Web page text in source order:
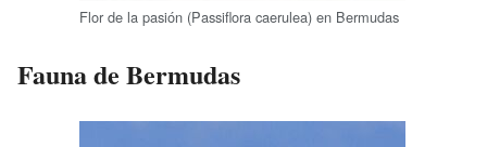
Flor de la pasión (Passiflora caerulea) en Bermudas
Fauna de Bermudas